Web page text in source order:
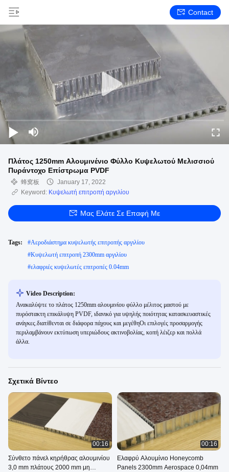
Contact
Πλάτος 1250mm Αλουμινένιο Φύλλο Κυψελωτού Μελισσιού
Πυράντοχο Επίστρωμα PVDF
蜂窝板
January 17, 2022
Keyword: Κυψελωτή επιτροπή αργιλίου
Μας Ελάτε Σε Επαφή Με
Tags: #Αεροδιάστημα κυψελωτής επιτροπής αργιλίου
#Κυψελωτή επιτροπή 2300mm αργιλίου
#ελαφριές κυψελωτές επιτροπές 0.04mm
Video Description:
Ανακαλύψτε το πλάτος 1250mm αλουμινίου φύλλο μέλιτος μαστού με
πυρόστακτη επικάλυψη PVDF, ιδανικό για υψηλής ποιότητας κατασκευαστικές
ανάγκες.διατίθενται σε διάφορα πάχους και μεγέθηΟι επιλογές προσαρμογής
περιλαμβάνουν εκτύπωση υπεριώδους ακτινοβολίας, κοπή λέιζερ και πολλά
άλλα.
Σχετικά Βίντεο
00:16
Σύνθετο πάνελ κηρήθρας αλουμινίου
3,0 mm πλάτους 2000 mm μη
00:16
Ελαφρύ Αλουμίνιο Honeycomb
Panels 2300mm Aerospace 0,04mm